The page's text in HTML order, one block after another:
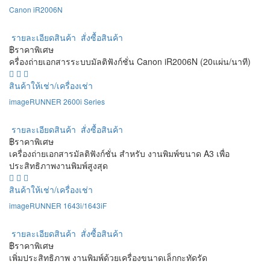
Canon iR2006N
รายละเอียดสินค้า สั่งซื้อสินค้า
฿ราคาพิเศษ
ครื่องถ่ายเอกสารระบบมัลติฟังก์ชั่น Canon iR2006N (20แผ่น/นาที)
สินค้าให้เช่า/เครื่องเช่า
imageRUNNER 2600i Series
รายละเอียดสินค้า สั่งซื้อสินค้า
฿ราคาพิเศษ
เครื่องถ่ายเอกสารมัลติฟังก์ชั่น สำหรับ งานพิมพ์ขนาด A3 เพื่อ
ประสิทธิภาพงานพิมพ์สูงสุด
สินค้าให้เช่า/เครื่องเช่า
imageRUNNER 1643i/1643iF
รายละเอียดสินค้า สั่งซื้อสินค้า
฿ราคาพิเศษ
เพิ่มประสิทธิภาพ งานพิมพ์ด้วยเครื่องขนาดเล็กกะทัดรัด